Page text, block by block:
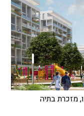
מזכרת בתיה